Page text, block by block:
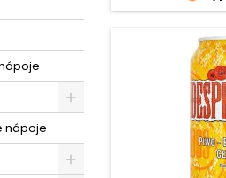
nápoje